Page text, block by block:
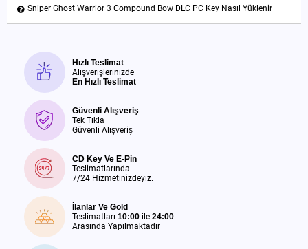
Sniper Ghost Warrior 3 Compound Bow DLC PC Key Nasıl Yüklenir
Hızlı Teslimat
Alışverişlerinizde
En Hızlı Teslimat
Güvenli Alışveriş
Tek Tıkla
Güvenli Alışveriş
CD Key Ve E-Pin
Teslimatlarında
7/24 Hizmetinizdeyiz.
İlanlar Ve Gold
Teslimatları 10:00 ile 24:00
Arasında Yapılmaktadır